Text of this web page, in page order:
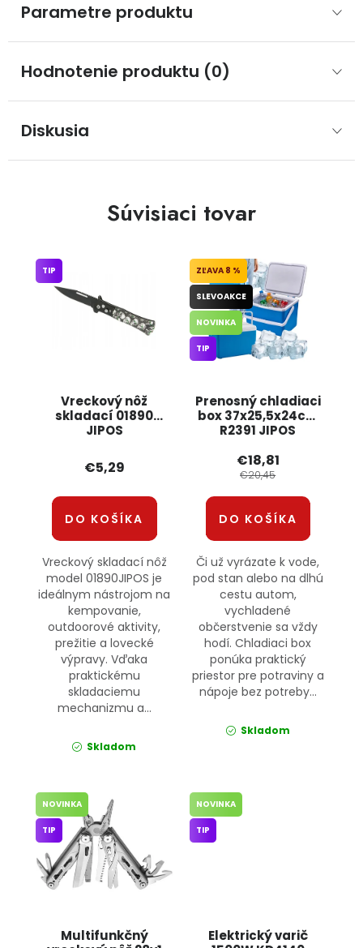
Parametre produktu
Hodnotenie produktu (0)
Diskusia
Súvisiaci tovar
Vreckový nôž
skladací 01890
JIPOS
TIP
€5,29
DO KOŠÍKA
Vreckový skladací nôž
model 01890JIPOS je
ideálnym nástrojom na
kempovanie,
outdoorové aktivity,
prežitie a lovecké
výpravy. Vďaka
praktickému
skladaciemu
mechanizmu a...
Skladom
Prenosný chladiaci
box 37x25,5x24cm
R2391 JIPOS
8 %
SLEVOAKCE
NOVINKA
TIP
€18,81
€20,45
DO KOŠÍKA
Či už vyrázate k vode,
pod stan alebo na dlhú
cestu autom,
vychladené
občerstvenie sa vždy
hodí. Chladiaci box
ponúka praktický
priestor pre potraviny a
nápoje bez potreby...
Skladom
Multifunkčný
NOVINKA
TIP
Elektrický varič
NOVINKA
TIP